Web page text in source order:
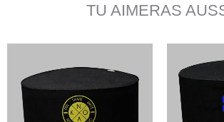
TU AIMERAS